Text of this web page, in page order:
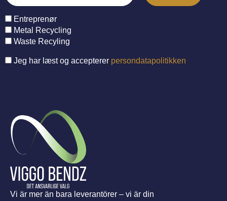
Entreprenør
Metal Recycling
Waste Recyling
Jeg har læst og accepterer persondatapolitikken
Vi är mer än bara leverantörer – vi är din